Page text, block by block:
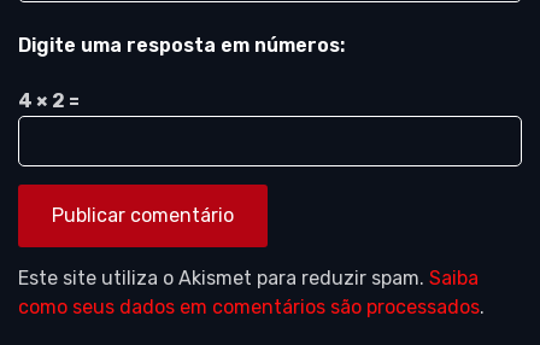
Digite uma resposta em números:
4 × 2 =
Este site utiliza o Akismet para reduzir spam. Saiba
como seus dados em comentários são processados.